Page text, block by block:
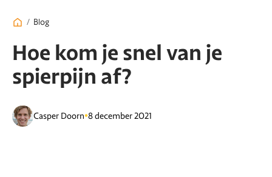
/ Blog
Hoe kom je snel van je
spierpijn af?
Casper Doorn•8 december 2021